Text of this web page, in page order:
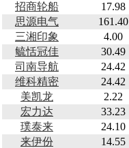
招商轮船
17.98
思源电气
161.40
三湘印象
4.00
毓恬冠佳
30.49
司南导航
24.42
维科精密
24.42
美凯龙
2.22
宏力达
33.23
璞泰来
24.10
来伊份
14.55